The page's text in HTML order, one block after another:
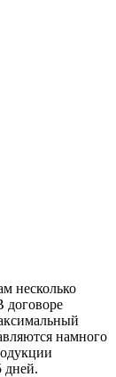
несколько
договоре
намного
дней.